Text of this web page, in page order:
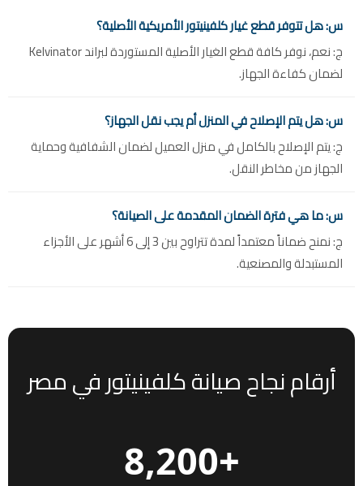
س: هل تتوفر قطع غيار كلفينيتور الأمريكية الأصلية؟
ج: نعم، نوفر كافة قطع الغيار الأصلية المستوردة لبراند Kelvinator
لضمان كفاءة الجهاز.
س: هل يتم الإصلاح في المنزل أم يجب نقل الجهاز؟
ج: يتم الإصلاح بالكامل في منزل العميل لضمان الشفافية وحماية
الجهاز من مخاطر النقل.
س: ما هي فترة الضمان المقدمة على الصيانة؟
ج: نمنح ضماناً معتمداً لمدة تتراوح بين 3 إلى 6 أشهر على الأجزاء
المستبدلة والمصنعية.
أرقام نجاح صيانة كلفينيتور في مصر
+8,200